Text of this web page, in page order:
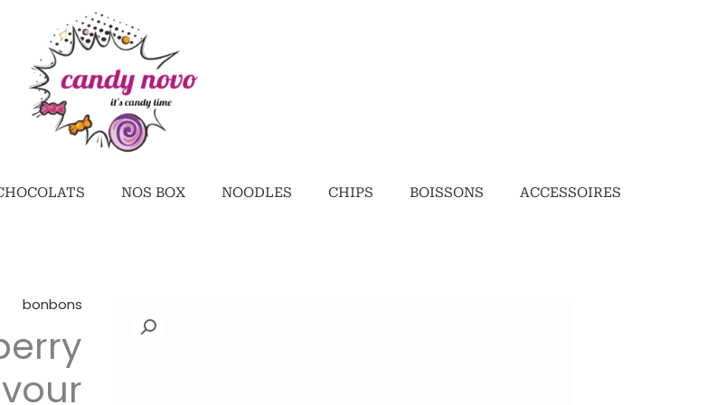
ACCESSOIRES
BOISSONS
CHIPS
NOODLES
NOS BOX
bonbons
كمية
Strawberry
Flavour